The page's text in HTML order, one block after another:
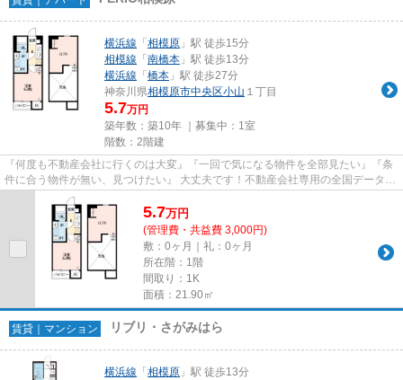
横浜線 「 相模原 」駅 徒歩15分
相模線 「 南橋本 」駅 徒歩13分
横浜線 「 橋本 」駅 徒歩27分
神奈川県相模原市中央区小山 １丁目
5.7万円
築年数：築10年 ｜募集中： 1室
階数：2階建
『何度も不動産会社に行くのは大変』『一回で気になる物件を全部見たい』『条
件に合う物件が無い、見つけたい』 大丈夫です！不動産会社専用の全国データベ
ースを利用して、エリアを問...
5.7万円
(管理費・共益費 3,000円)
敷：0ヶ月｜礼：0ヶ月
所在階：1階
間取り：1K
面積：21.90㎡
賃貸｜マンション リブリ・さがみはら
横浜線 「 相模原 」駅 徒歩13分